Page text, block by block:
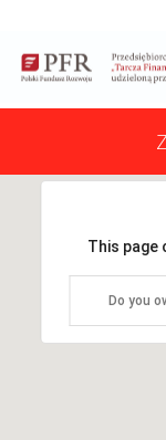
This page
Do you